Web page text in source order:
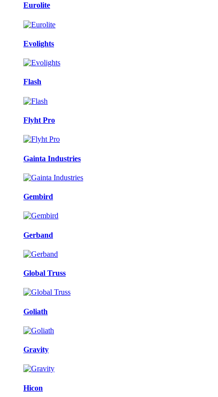
Eurolite
Evolights
Flash
Flyht Pro
Gainta Industries
Gembird
Gerband
Global Truss
Goliath
Gravity
Hicon